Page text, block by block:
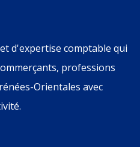
d'expertise comptable qui
professions
Orientales avec